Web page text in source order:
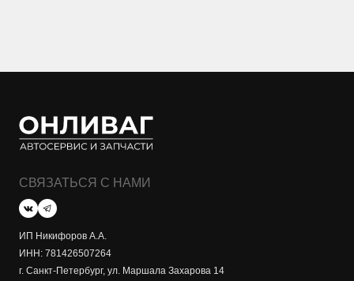
СВЯЗАТЬСЯ С НАМИ
ИП Никифоров А.А.
ИНН: 781426507264
г. Санкт-Петербург, ул. Маршала Захарова 14